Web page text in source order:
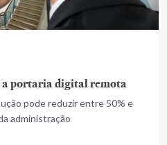
a portaria digital remota
pode reduzir entre 50% e
administração